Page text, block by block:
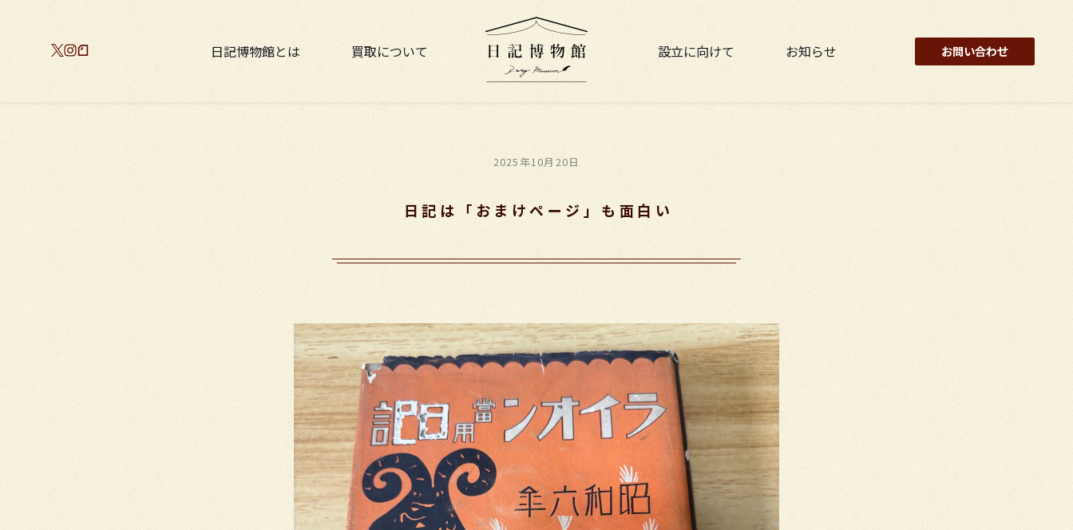
日記博物館とは 買取について 設立に向けて お知らせ お問い合わせ
2025年10月20日
日記は「おまけページ」も面白い